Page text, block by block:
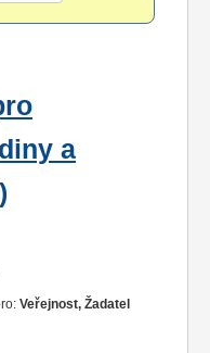
a
Veřejnost, Žadatel